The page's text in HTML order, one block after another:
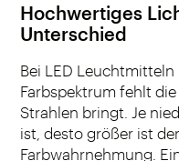
Hochwertiges
Unterschied
Bei LED
Farbspektrum fehlt
Strahlen bringt. Je
ist, desto größer ist
Farbwahrnehmung.